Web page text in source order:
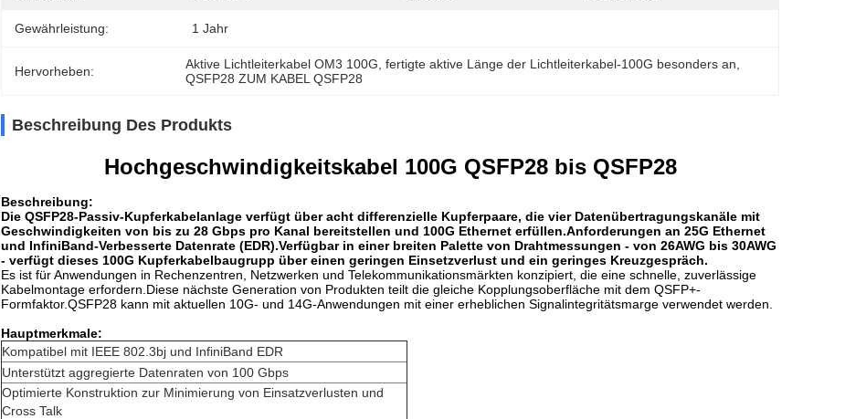
Gewährleistung: 1 Jahr
Hervorheben: Aktive Lichtleiterkabel OM3 100G , fertigte aktive Länge der Lichtleiterkabel-100G besonders an
QSFP28 ZUM KABEL QSFP28
Beschreibung Des Produkts
Hochgeschwindigkeitskabel 100G QSFP28 bis QSFP28
Beschreibung:
Die QSFP28-Passiv-Kupferkabelanlage verfügt über acht differenzielle Kupferpaare, die vier Datenübertragungskanäle mit
Geschwindigkeiten von bis zu 28 Gbps pro Kanal bereitstellen und 100G Ethernet erfüllen.Anforderungen an 25G Ethernet
und InfiniBand-Verbesserte Datenrate (EDR).Verfügbar in einer breiten Palette von Drahtmessungen - von 26AWG bis 30AWG
- verfügt dieses 100G Kupferkabelbaugrupp über einen geringen Einsetzverlust und ein geringes Kreuzgespräch.
Es ist für Anwendungen in Rechenzentren, Netzwerken und Telekommunikationsmärkten konzipiert, die eine schnelle, zuverlässige
Kabelmontage erfordern.Diese nächste Generation von Produkten teilt die gleiche Kopplungsoberfläche mit dem QSFP+-
Formfaktor.QSFP28 kann mit aktuellen 10G- und 14G-Anwendungen mit einer erheblichen Signalintegritätsmarge verwendet werden.
Hauptmerkmale:
Kompatibel mit IEEE 802.3bj und InfiniBand EDR
Unterstützt aggregierte Datenraten von 100 Gbps
Optimierte Konstruktion zur Minimierung von Einsatzverlusten und
Cross Talk